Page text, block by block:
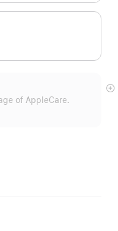
of AppleCare.
แ